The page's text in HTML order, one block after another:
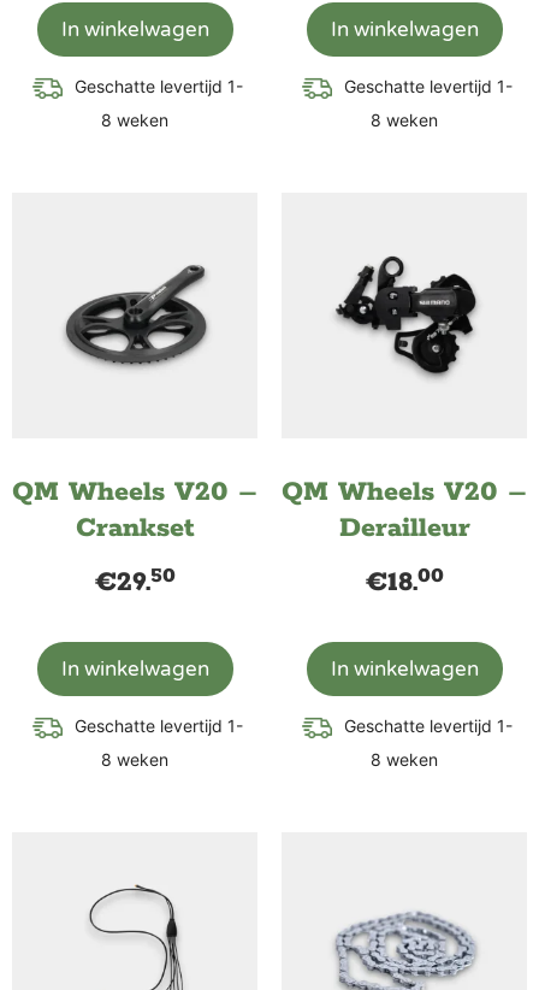
In winkelwagen
Geschatte levertijd 1-
8 weken
In winkelwagen
Geschatte levertijd 1-
8 weken
QM Wheels V20 –
Crankset
€29.50
In winkelwagen
Geschatte levertijd 1-
8 weken
QM Wheels V20 –
Derailleur
€18.00
In winkelwagen
Geschatte levertijd 1-
8 weken